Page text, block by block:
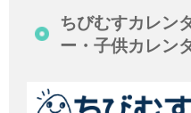
ちびむすカレン
ー・子供カレン